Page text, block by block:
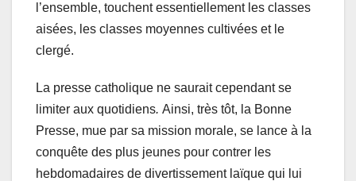
l’ensemble, touchent essentiellement les classes
aisées, les classes moyennes cultivées et le
clergé.
La presse catholique ne saurait cependant se
limiter aux quotidiens. Ainsi, très tôt, la Bonne
Presse, mue par sa mission morale, se lance à la
conquête des plus jeunes pour contrer les
hebdomadaires de divertissement laïque qui lui